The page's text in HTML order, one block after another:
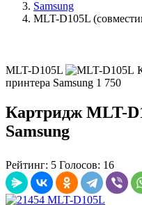
Samsung
MLT-D105L
MLT-D105L
принтера Samsung 1 750
Картридж MLT-
Samsung
Рейтинг: 5 Голосов: 16